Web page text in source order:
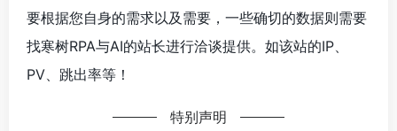
要根据您自身的需求以及需要，一些确切的数据则需要
找寒树RPA与AI的站长进行洽谈提供。如该站的IP、
PV、跳出率等！
特别声明